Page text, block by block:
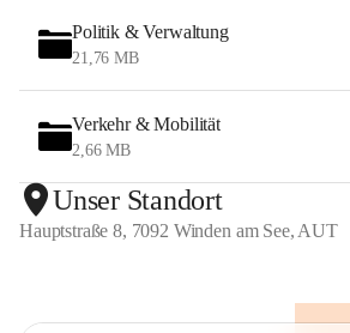
Politik & Verwaltung
21,76 MB
Verkehr & Mobilität
2,66 MB
Unser Standort
Hauptstraße 8, 7092 Winden am See, AUT